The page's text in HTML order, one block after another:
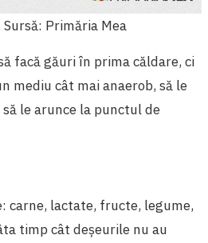
Primăria Mea
facă găuri în prima căldare, ci
mediu cât mai anaerob, să le
le arunce la punctul de
carne, lactate, fructe, legume,
timp cât deșeurile nu au